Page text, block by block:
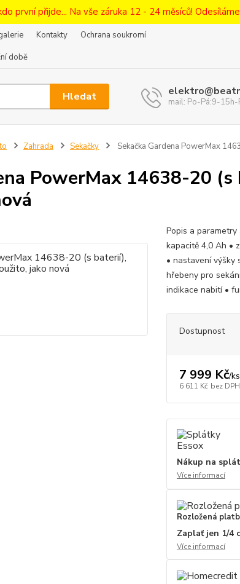
první přijde... Na vše záruka 12 - 24 měsíců!
Kontakty
Ochrana soukromí
době
Hledat mail: Po-Pá:9-15h-
Zahrada Sekačky Sekačka Gardena PowerMax
PowerMax 14638-20
Popis a
kapacitě 4,0 Ah •
• nastavení výšky
hřebeny pro
indikace nabití •
Dostupnost
7 999 Kč/ks
6 611 Kč bez DPH
Nákup na
Více informací
Rozložená
Zaplať jen 1/4
Více informací